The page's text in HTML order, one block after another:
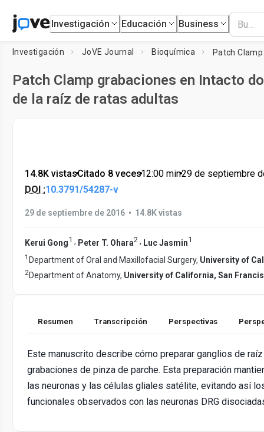
Investigación Educación Business
Investigación JoVE Journal Bioquímica
Patch Clamp grabaciones en Intacto
de la raíz de ratas adultas
14.8K vistas•Citado 8 veces•12:00 min•29 de septiembre
DOI :10.3791/54287-v
29 de septiembre de 2016 • 14.8K vistas
Kerui Gong1 , Peter T. Ohara2 , Luc Jasmin1
1 Department of Oral and Maxillofacial Surgery, University of
2Department of Anatomy, University of California, San
Resumen Transcripción Perspectivas
Este manuscrito describe cómo preparar ganglios de
grabaciones de pinza de parche. Esta preparación
las neuronas y las células gliales satélite, evitando así
funcionales observados con las neuronas DRG